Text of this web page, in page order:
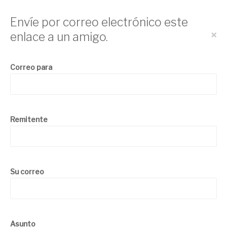
Envíe por correo electrónico este
enlace a un amigo.
×
Correo para
Remitente
Su correo
Asunto